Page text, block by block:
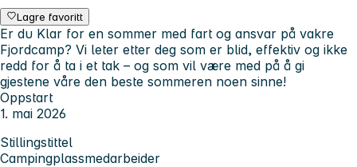
Lagre favoritt
Er du Klar for en sommer med fart og ansvar på vakre
Fjordcamp? Vi leter etter deg som er blid, effektiv og ikke
redd for å ta i et tak – og som vil være med på å gi
gjestene våre den beste sommeren noen sinne!
Oppstart
1. mai 2026
Stillingstittel
Campingplassmedarbeider